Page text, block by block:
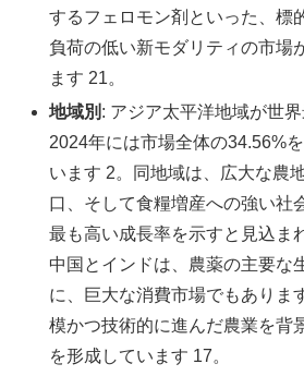
するフェロモン剤といった、標
負荷の低い新モダリティの市場
ます 21。
地域別 : アジア太平洋地域が世
2024年には市場全体の34.56%
います 2。同地域は、広大な農
口、そして食糧増産への強い社
最も高い成長率を示すと見込ま
中国とインドは、農薬の主要な
に、巨大な消費市場でもありま
模かつ技術的に進んだ農業を背
を形成しています 17。